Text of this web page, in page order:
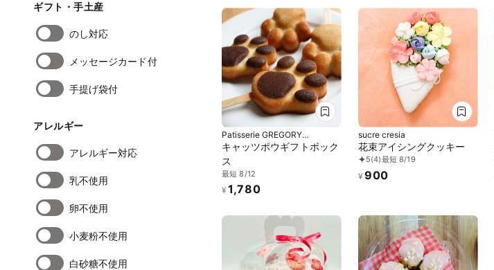
ギフト・手土産
のし対応
メッセージカード付
手提げ袋付
アレルギー
アレルギー対応
乳不使用
卵不使用
小麦粉不使用
白砂糖不使用
Patisserie GREGORY
COLLET (グレゴリー・コレ)
キャッツポウギフトボック
ス
最短 8/12
¥ 1,780
sucre cresia
花束アイシングクッキー
5(4)最短 8/19
¥ 900